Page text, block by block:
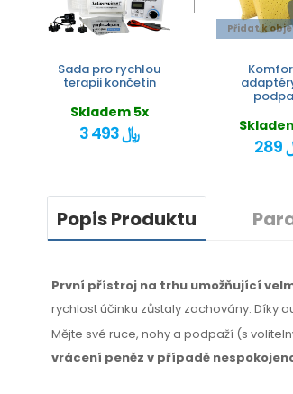
Sada pro rychlou
terapii končetin
Skladem 5x
3 493 ﷼
Přidat k
﷼
Popis Produktu
První přístroj na trhu umožňující
rychlost účinku zůstaly zachovány. Díky
Mějte své ruce, nohy a podpaží (s
vrácení peněz v případě